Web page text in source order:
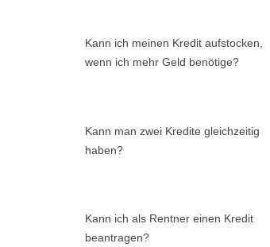
Kann ich meinen Kredit aufstocken,
wenn ich mehr Geld benötige?
Kann man zwei Kredite gleichzeitig
haben?
Kann ich als Rentner einen Kredit
beantragen?